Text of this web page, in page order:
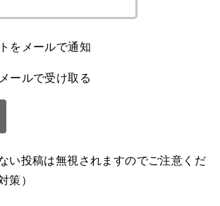
をメールで通知
ールで受け取る
い投稿は無視されますのでご注意くだ
策）